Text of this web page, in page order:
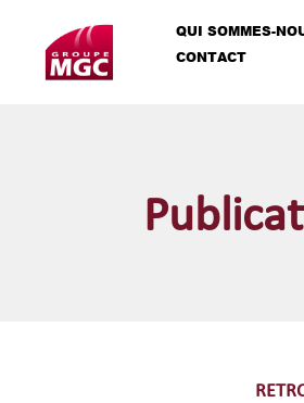
QUI SOMMES-
CONTACT